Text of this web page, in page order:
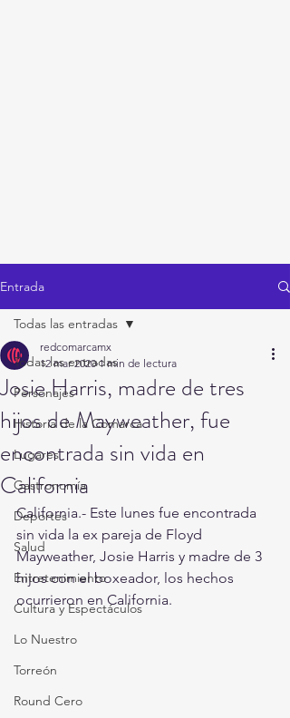
Entrada
Todas las entradas
Personajes
Historia de la Comarca
Lugares
Gastronomía
Deportes
Salud
Entretenimiento
Cultura y Espectáculos
Lo Nuestro
Torreón
Round Cero
Todas las entradas
Josie Harris, madre de tres
hijos de Mayweather, fue
encontrada sin vida en
California
redcomarcamx
12 mar 2020 1 min de lectura
California.- Este lunes fue encontrada
sin vida la ex pareja de Floyd
Mayweather, Josie Harris y madre de 3
hijos con el boxeador, los hechos
ocurrieron en California.